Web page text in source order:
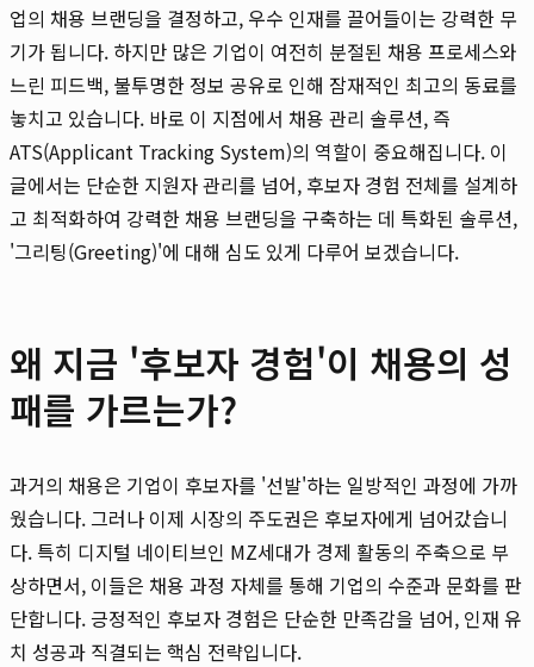
업의 채용 브랜딩을 결정하고, 우수 인재를 끌어들이는 강력한 무
기가 됩니다. 하지만 많은 기업이 여전히 분절된 채용 프로세스와
느린 피드백, 불투명한 정보 공유로 인해 잠재적인 최고의 동료를
놓치고 있습니다. 바로 이 지점에서 채용 관리 솔루션, 즉
ATS(Applicant Tracking System)의 역할이 중요해집니다. 이
글에서는 단순한 지원자 관리를 넘어, 후보자 경험 전체를 설계하
고 최적화하여 강력한 채용 브랜딩을 구축하는 데 특화된 솔루션,
'그리팅(Greeting)'에 대해 심도 있게 다루어 보겠습니다.
왜 지금 '후보자 경험'이 채용의 성
패를 가르는가?
과거의 채용은 기업이 후보자를 '선발'하는 일방적인 과정에 가까
웠습니다. 그러나 이제 시장의 주도권은 후보자에게 넘어갔습니
다. 특히 디지털 네이티브인 MZ세대가 경제 활동의 주축으로 부
상하면서, 이들은 채용 과정 자체를 통해 기업의 수준과 문화를 판
단합니다. 긍정적인 후보자 경험은 단순한 만족감을 넘어, 인재 유
치 성공과 직결되는 핵심 전략입니다.